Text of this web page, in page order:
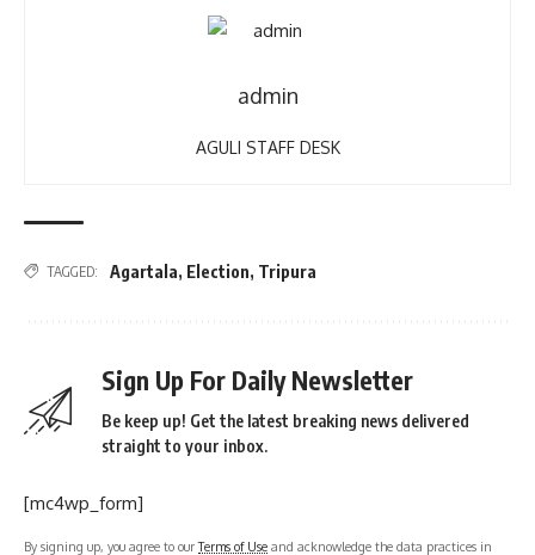
admin
AGULI STAFF DESK
TAGGED: Agartala, Election, Tripura
Sign Up For Daily Newsletter
Be keep up! Get the latest breaking news delivered
straight to your inbox.
[mc4wp_form]
By signing up, you agree to ourTerms of Use and acknowledge the data practices in